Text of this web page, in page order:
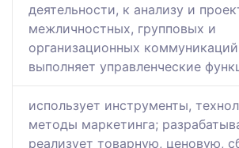
деятельности, к анализу и
межличностных, групповых и
организационных
выполняет управленческие
использует инструменты,
методы маркетинга;
реализует товарную, ценовую,